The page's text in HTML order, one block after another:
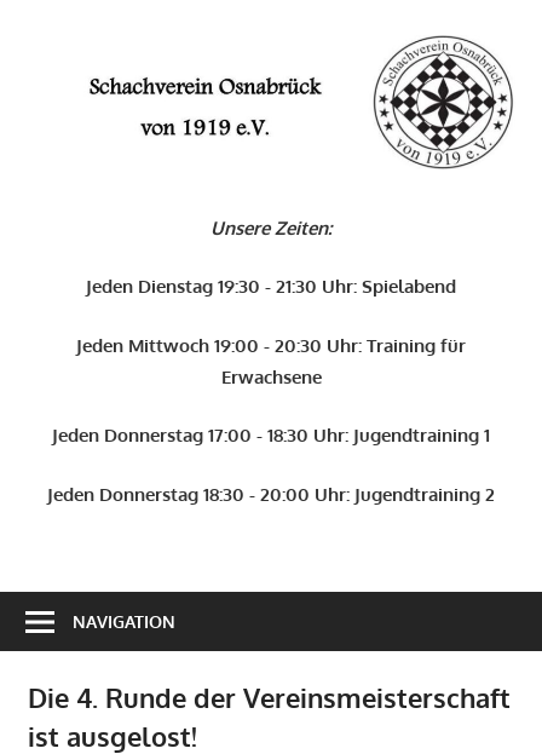
Unsere Zeiten:
Jeden Dienstag 19:30 - 21:30 Uhr: Spielabend
Jeden Mittwoch 19:00 - 20:30 Uhr: Training für
Erwachsene
Jeden Donnerstag 17:00 - 18:30 Uhr: Jugendtraining 1
Jeden Donnerstag 18:30 - 20:00 Uhr: Jugendtraining 2
NAVIGATION
Die 4. Runde der Vereinsmeisterschaft
ist ausgelost!